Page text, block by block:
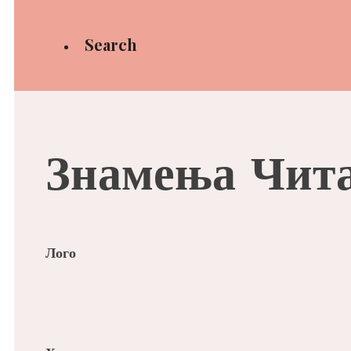
Search
Знамења
Лого